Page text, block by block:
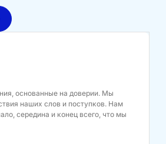
основанные на доверии. Мы
наших слов и поступков. Нам
середина и конец всего, что мы